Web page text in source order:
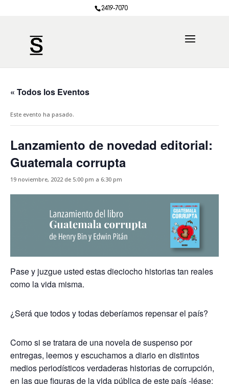
2419-7070
« Todos los Eventos
Este evento ha pasado.
Lanzamiento de novedad editorial:
Guatemala corrupta
19 noviembre, 2022 de 5:00 pm a 6:30 pm
Pase y juzgue usted estas dieciocho historias tan reales
como la vida misma.
¿Será que todos y todas deberíamos repensar el país?
Como si se tratara de una novela de suspenso por
entregas, leemos y escuchamos a diario en distintos
medios periodísticos verdaderas historias de corrupción,
en las que figuras de la vida pública de este país -léase: